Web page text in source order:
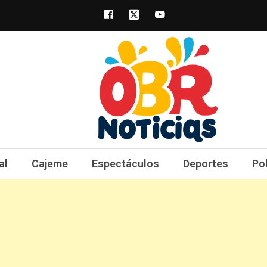
obrnoticias.com
obr noticias noticias, entretenimiento y
Cajeme Espectáculos Deportes